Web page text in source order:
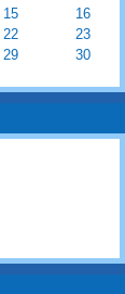
15
16
22
23
29
30